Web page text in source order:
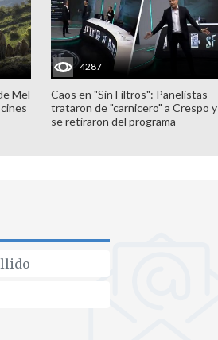
Mel
4287
Caos en "Sin Filtros": Panelistas
trataron de "carnicero" a Crespo y
se retiraron del programa